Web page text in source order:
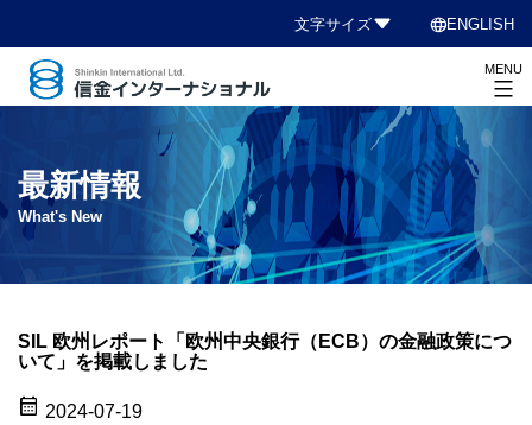
ン
ン
ス
文字サイズ languageENGLISH
イ
ン
タ
シ
ョ
ナ
MENU
最新情報
What's New
SIL 欧州レポート「欧州中央銀行（ECB）の金融政策につ
いて」を掲載しました
calendar_month 2024-07-19